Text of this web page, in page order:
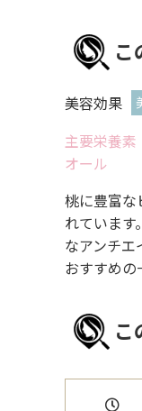
こ
美容効果
主要栄養素
オール
桃に豊富な
れています
なアンチエ
おすすめの
こ